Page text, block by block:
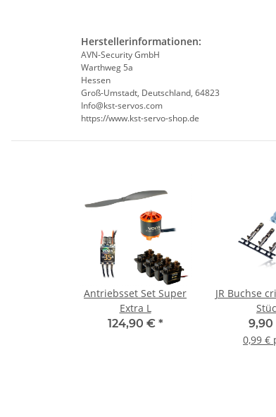
Herstellerinformationen:
AVN-Security GmbH
Warthweg 5a
Hessen
Groß-Umstadt, Deutschland, 64823
Info@kst-servos.com
https://www.kst-servo-shop.de
Antriebsset Set Super
Extra L
124,90 € *
JR Buchse
0,99 €